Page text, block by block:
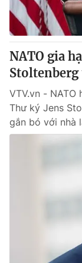
Cơ quan báo chí:
Giấy phép hoạt
cấp ngày 29/12/
Tổng Biên tập:
Phó Tổng Biên
Tổng đài VTV:
Ðiện thoại Thời
Email:
NATO gia
VTV.vn - NATO
Thư ký Jens
gắn bó với nhà